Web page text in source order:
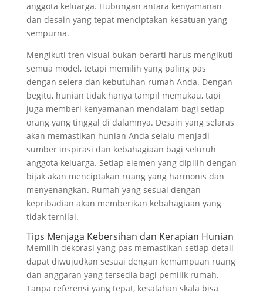
anggota keluarga. Hubungan antara kenyamanan
dan desain yang tepat menciptakan kesatuan yang
sempurna.
Mengikuti tren visual bukan berarti harus mengikuti
semua model, tetapi memilih yang paling pas
dengan selera dan kebutuhan rumah Anda. Dengan
begitu, hunian tidak hanya tampil memukau, tapi
juga memberi kenyamanan mendalam bagi setiap
orang yang tinggal di dalamnya. Desain yang selaras
akan memastikan hunian Anda selalu menjadi
sumber inspirasi dan kebahagiaan bagi seluruh
anggota keluarga. Setiap elemen yang dipilih dengan
bijak akan menciptakan ruang yang harmonis dan
menyenangkan. Rumah yang sesuai dengan
kepribadian akan memberikan kebahagiaan yang
tidak ternilai.
Tips Menjaga Kebersihan dan Kerapian Hunian
Memilih dekorasi yang pas memastikan setiap detail
dapat diwujudkan sesuai dengan kemampuan ruang
dan anggaran yang tersedia bagi pemilik rumah.
Tanpa referensi yang tepat, kesalahan skala bisa